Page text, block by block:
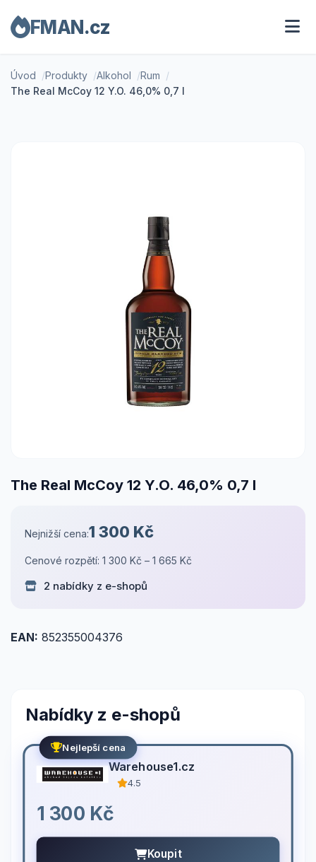
FMAN.cz
Úvod Produkty Alkohol
Rum
The Real McCoy 12 Y.O. 46,0% 0,7 l
The Real McCoy 12 Y.O. 46,0% 0,7 l
Nejnižší cena:1 300 Kč
Cenové rozpětí: 1 300 Kč – 1 665 Kč
2 nabídky z e-shopů
EAN: 852355004376
Nabídky z e-shopů
Nejlepší cena
Warehouse1.cz
4.5
1 300 Kč
Koupit